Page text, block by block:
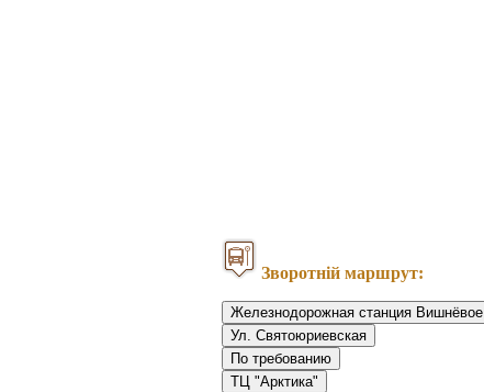
Зворотній маршрут:
Железнодорожная станция Вишнёвое
Ул. Святоюриевская
По требованию
ТЦ "Арктика"